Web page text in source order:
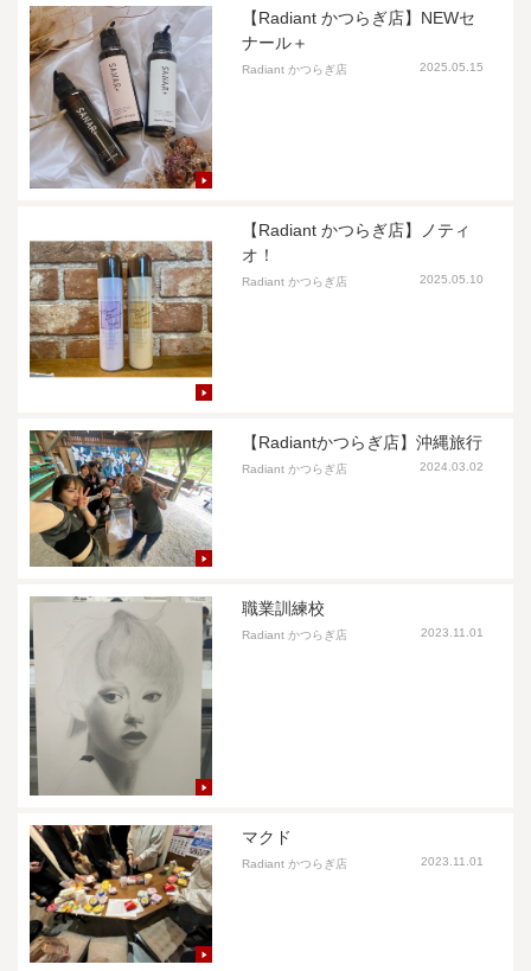
【Radiant かつらぎ店】NEWセ
ナール＋
Radiant かつらぎ店 2025.05.15
【Radiant かつらぎ店】ノティ
オ！
Radiant かつらぎ店 2025.05.10
【Radiantかつらぎ店】沖縄旅行
Radiant かつらぎ店 2024.03.02
職業訓練校
Radiant かつらぎ店 2023.11.01
マクド
Radiant かつらぎ店 2023.11.01